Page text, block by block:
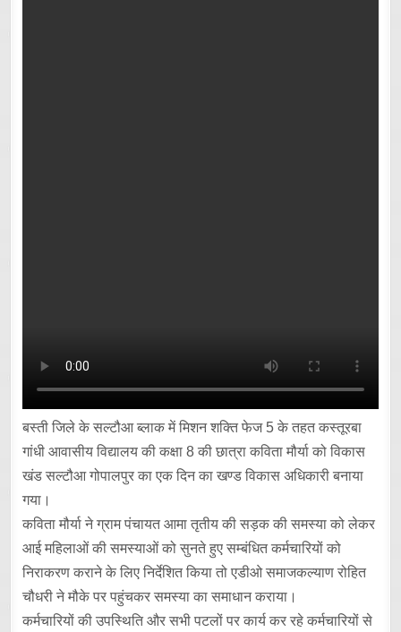
बस्ती जिले के सल्टौआ ब्लाक में मिशन शक्ति फेज 5 के तहत कस्तूरबा
गांधी आवासीय विद्यालय की कक्षा 8 की छात्रा कविता मौर्या को विकास
खंड सल्टौआ गोपालपुर का एक दिन का खण्ड विकास अधिकारी बनाया
गया।
कविता मौर्या ने ग्राम पंचायत आमा तृतीय की सड़क की समस्या को लेकर
आई महिलाओं की समस्याओं को सुनते हुए सम्बंधित कर्मचारियों को
निराकरण कराने के लिए निर्देशित किया तो एडीओ समाजकल्याण रोहित
चौधरी ने मौके पर पहुंचकर समस्या का समाधान कराया।
कर्मचारियों की उपस्थिति और सभी पटलों पर कार्य कर रहे कर्मचारियों से